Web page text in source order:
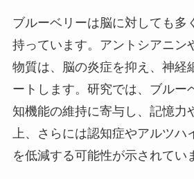
ブルーベリーは脳に対しても多
持っています。アントシアニン
物質は、脳の炎症を抑え、神経
ートします。研究では、ブルー
知機能の維持に寄与し、記憶力
上、さらには認知症やアルツハ
を低減する可能性が示されてい